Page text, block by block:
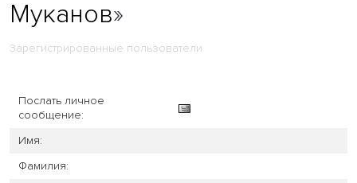
Муканов»
Зарегистрированные пользователи
Послать личное
сообщение:
Имя:
Фамилия: